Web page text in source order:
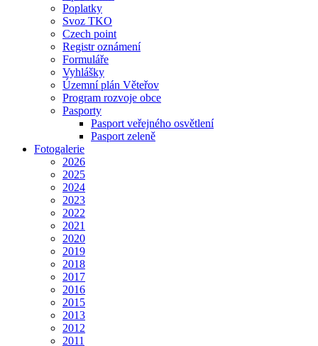
Poplatky
Svoz TKO
Czech point
Registr oznámení
Formuláře
Vyhlášky
Územní plán Věteřov
Program rozvoje obce
Pasporty
Pasport veřejného osvětlení
Pasport zeleně
Fotogalerie
2026
2025
2024
2023
2022
2021
2020
2019
2018
2017
2016
2015
2013
2012
2011